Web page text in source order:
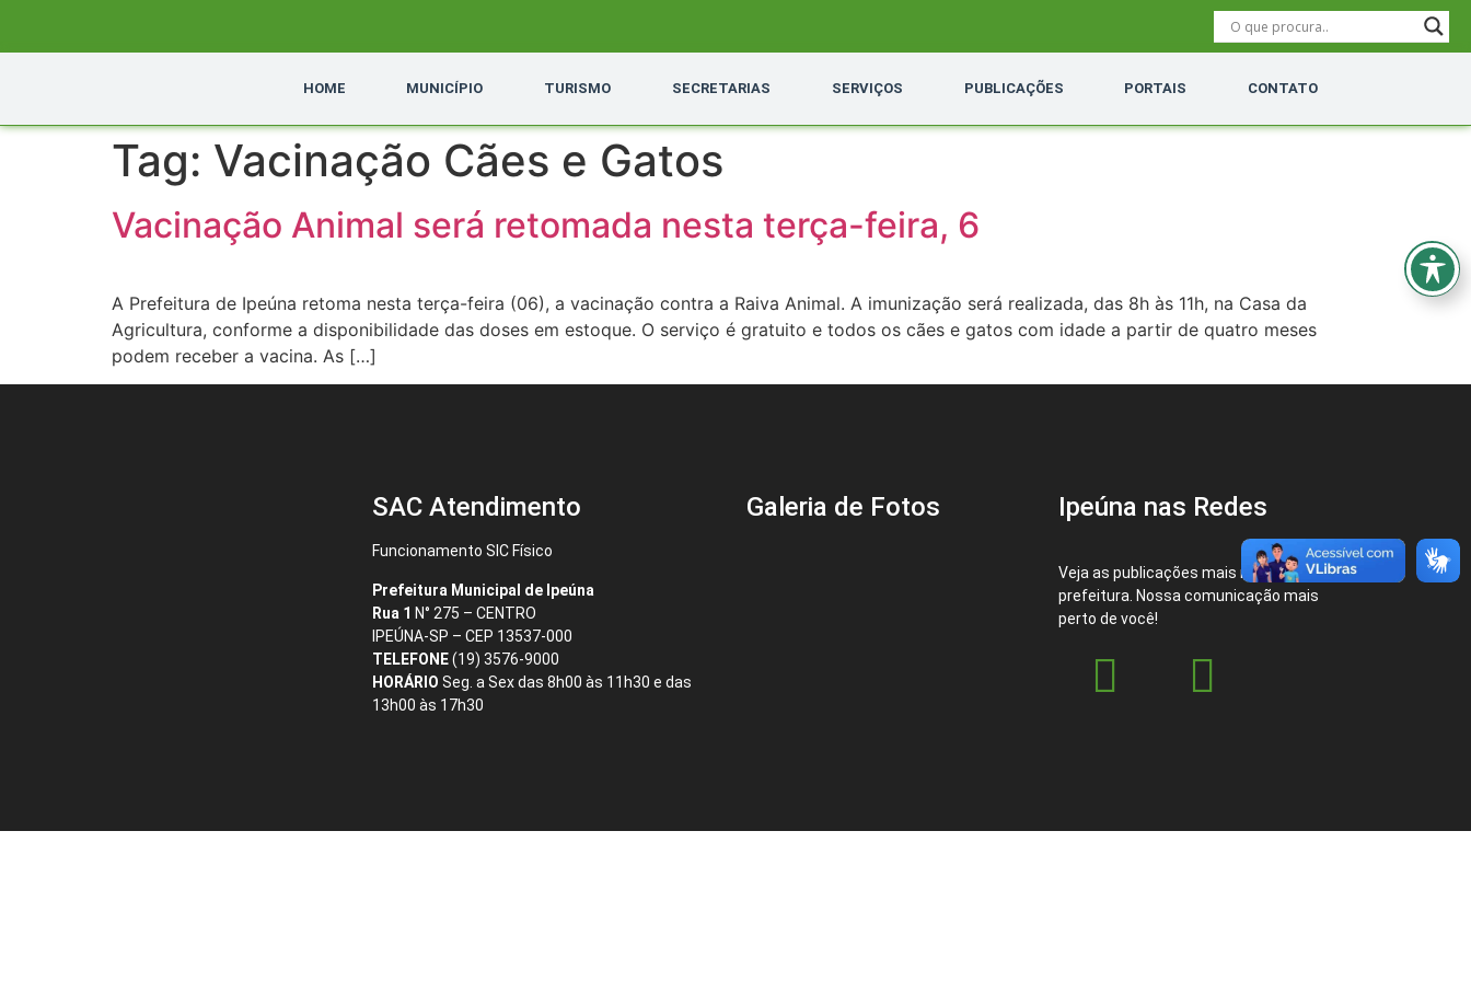
HOME MUNICÍPIO TURISMO SECRETARIAS SERVIÇOS PUBLICAÇÕES PORTAIS CONTATO
Tag: Vacinação Cães e Gatos
Vacinação Animal será retomada nesta terça-feira, 6
A Prefeitura de Ipeúna retoma nesta terça-feira (06), a vacinação contra a Raiva Animal. A imunização será realizada, das 8h às 11h, na Casa da
Agricultura, conforme a disponibilidade das doses em estoque. O serviço é gratuito e todos os cães e gatos com idade a partir de quatro meses
podem receber a vacina. As […]
SAC Atendimento
Funcionamento SIC Físico
Prefeitura Municipal de Ipeúna
Rua 1 N° 275 – CENTRO
IPEÚNA-SP – CEP 13537-000
TELEFONE(19) 3576-9000
HORÁRIO Seg. a Sex das 8h00 às 11h30 e das
13h00 às 17h30
Galeria de Fotos Ipeúna nas Redes
Veja as publicações mais recentes da
prefeitura. Nossa comunicação mais
perto de você!